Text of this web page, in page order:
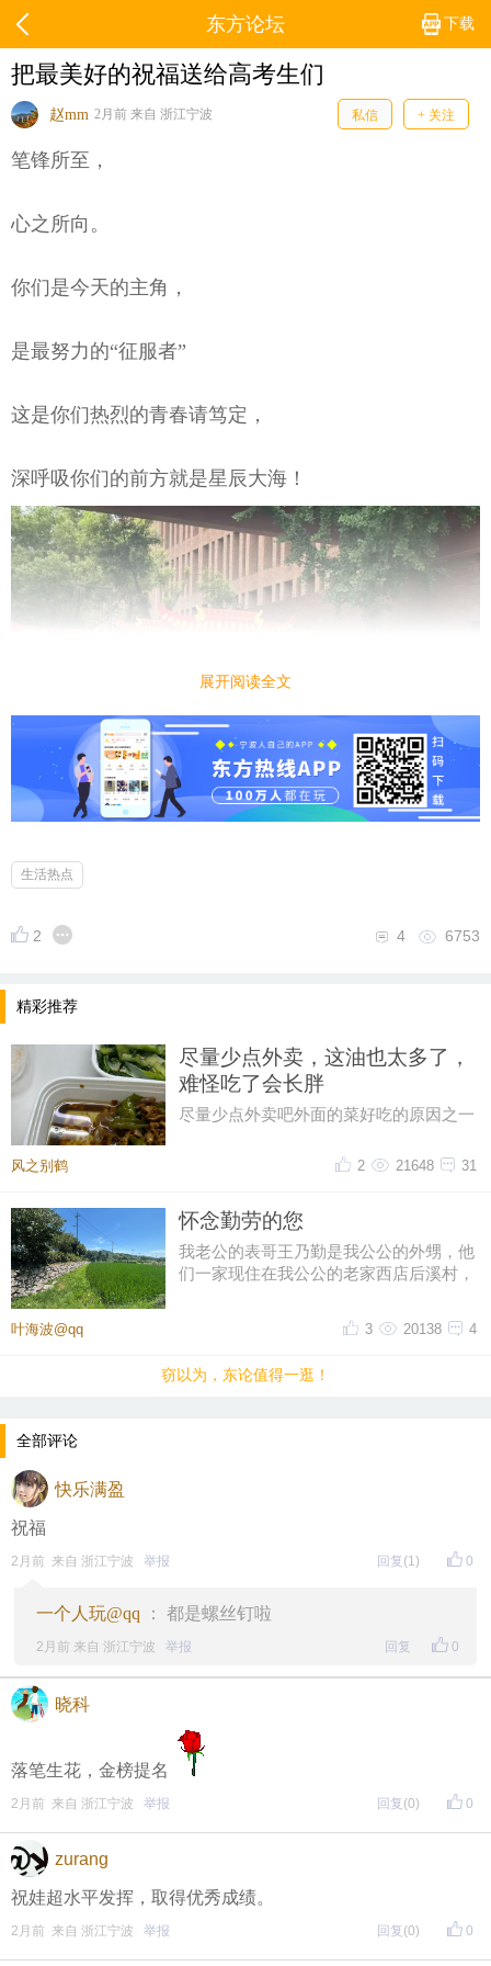
下载
东方论坛
把最美好的祝福送给高考生们
赵mm 2月前 来自 浙江宁波 私信 + 关注
笔锋所至，
心之所向。
你们是今天的主角，
是最努力的“征服者”
这是你们热烈的青春请笃定，
深呼吸你们的前方就是星辰大海！
展开阅读全文
生活热点
2 6753
4
精彩推荐
尽量少点外卖，这油也太多了，
难怪吃了会长胖
尽量少点外卖吧外面的菜好吃的原因之一
风之别鹤 31
21648
2
怀念勤劳的您
我老公的表哥王乃勤是我公公的外甥，他
们一家现住在我公公的老家西店后溪村，
叶海波@qq 4
20138
3
窃以为，东论值得一逛！
全部评论
快乐满盈
祝福
0
2月前 来自 浙江宁波 举报 回复 (1)
一个人玩@qq ： 都是螺丝钉啦
0
2月前 来自 浙江宁波 举报 回复
晓科
落笔生花，金榜提名
0
2月前 来自 浙江宁波 举报 回复 (0)
zurang
祝娃超水平发挥，取得优秀成绩。
0
2月前 来自 浙江宁波 举报 回复 (0)